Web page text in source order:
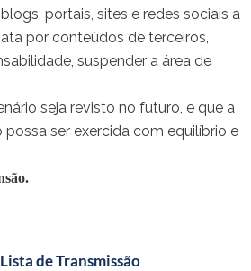
portais, sites e redes sociais a
por conteúdos de terceiros,
suspender a área de
seja revisto no futuro, e que a
ser exercida com equilíbrio e
de Transmissão